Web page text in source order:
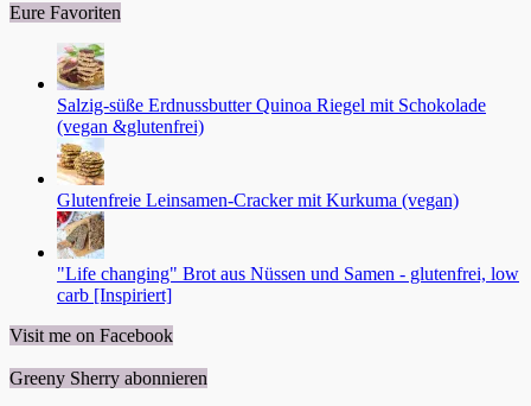
Eure Favoriten
Salzig-süße Erdnussbutter Quinoa Riegel mit Schokolade
(vegan &glutenfrei)
Glutenfreie Leinsamen-Cracker mit Kurkuma (vegan)
"Life changing" Brot aus Nüssen und Samen - glutenfrei, low
carb [Inspiriert]
Visit me on Facebook
Greeny Sherry abonnieren